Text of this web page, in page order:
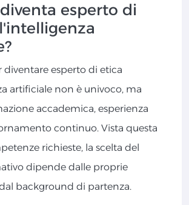
esperto di
diventare esperto di etica
artificiale non è univoco, ma
accademica, esperienza
continuo. Vista questa
richieste, la scelta del
dipende dalle proprie
background di partenza.